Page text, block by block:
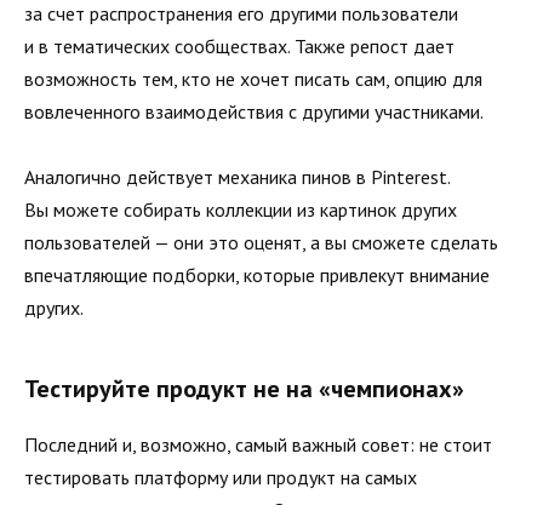
за счет распространения его другими пользователи
и в тематических сообществах. Также репост дает
возможность тем, кто не хочет писать сам, опцию для
вовлеченного взаимодействия с другими участниками.
Аналогично действует механика пинов в Pinterest.
Вы можете собирать коллекции из картинок других
пользователей — они это оценят, а вы сможете сделать
впечатляющие подборки, которые привлекут внимание
других.
Тестируйте продукт не на «чемпионах»
Последний и, возможно, самый важный совет: не стоит
тестировать платформу или продукт на самых